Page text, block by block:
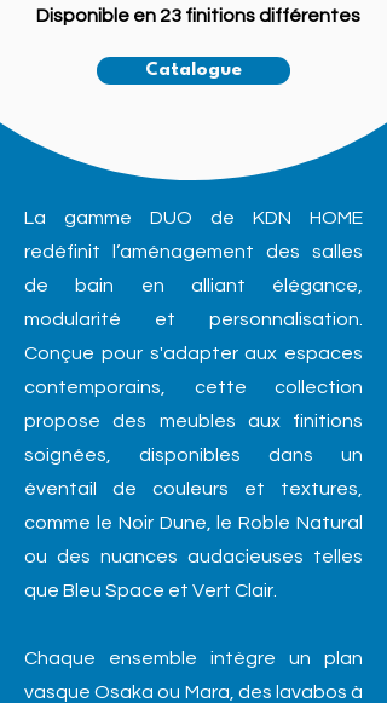
Disponible en 23 finitions différentes
Catalogue
La gamme DUO de KDN HOME
redéfinit l’aménagement des salles
de bain en alliant élégance,
modularité et personnalisation.
Conçue pour s'adapter aux espaces
contemporains, cette collection
propose des meubles aux finitions
soignées, disponibles dans un
éventail de couleurs et textures,
comme le Noir Dune, le Roble Natural
ou des nuances audacieuses telles
que Bleu Space et Vert Clair.
Chaque ensemble intègre un plan
vasque Osaka ou Mara, des lavabos à